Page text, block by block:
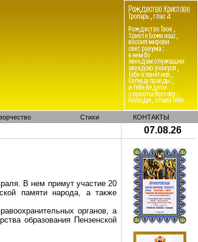
Стихи КОНТАКТЫ
07.08.26
В нем примут участие 20
памяти народа, а также
органов, а
образования Пензенской